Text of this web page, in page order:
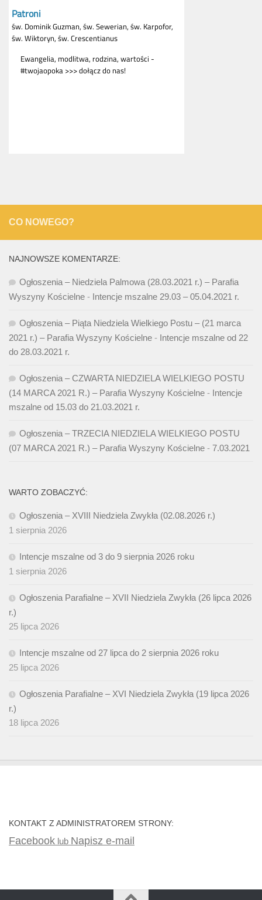
CO NOWEGO?
NAJNOWSZE KOMENTARZE:
Ogłoszenia – Niedziela Palmowa (28.03.2021 r.) – Parafia
Wyszyny Kościelne - Intencje mszalne 29.03 – 05.04.2021 r.
Ogłoszenia – Piąta Niedziela Wielkiego Postu – (21 marca
2021 r.) – Parafia Wyszyny Kościelne - Intencje mszalne od 22
do 28.03.2021 r.
Ogłoszenia – CZWARTA NIEDZIELA WIELKIEGO POSTU
(14 MARCA 2021 R.) – Parafia Wyszyny Kościelne - Intencje
mszalne od 15.03 do 21.03.2021 r.
Ogłoszenia – TRZECIA NIEDZIELA WIELKIEGO POSTU
(07 MARCA 2021 R.) – Parafia Wyszyny Kościelne - 7.03.2021
WARTO ZOBACZYĆ:
Ogłoszenia – XVIII Niedziela Zwykła (02.08.2026 r.)
1 sierpnia 2026
Intencje mszalne od 3 do 9 sierpnia 2026 roku
1 sierpnia 2026
Ogłoszenia Parafialne – XVII Niedziela Zwykła (26 lipca 2026
r.)
25 lipca 2026
Intencje mszalne od 27 lipca do 2 sierpnia 2026 roku
25 lipca 2026
Ogłoszenia Parafialne – XVI Niedziela Zwykła (19 lipca 2026
r.)
18 lipca 2026
KONTAKT Z ADMINISTRATOREM STRONY:
Facebook lub Napisz e-mail